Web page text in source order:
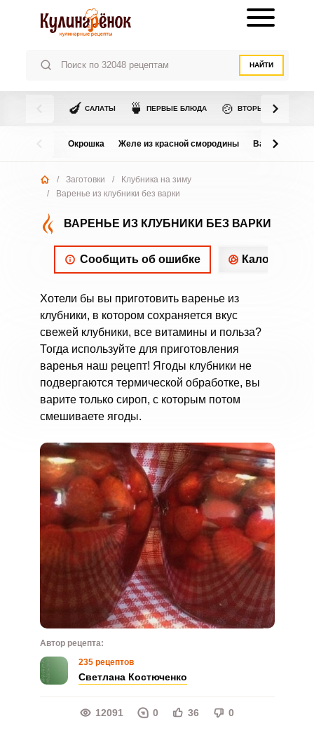
НАЙТИ
🍆 САЛАТЫ 🍵 ПЕРВЫЕ БЛЮДА 🍲 ВТОРЫЕ БЛЮДА
Окрошка Желе из красной смородины Варенье из
/ Заготовки /
Клубника на зиму
/
Варенье из клубники без варки
ВАРЕНЬЕ ИЗ КЛУБНИКИ БЕЗ ВАРКИ
Сообщить об ошибке
Хотели бы вы приготовить варенье из
клубники, в котором сохраняется вкус
свежей клубники, все витамины и польза?
Тогда используйте для приготовления
варенья наш рецепт! Ягоды клубники не
подвергаются термической обработке, вы
варите только сироп, с которым потом
смешиваете ягоды.
Автор рецепта:
235 рецептов
Светлана Костюченко
12091 0 36 0